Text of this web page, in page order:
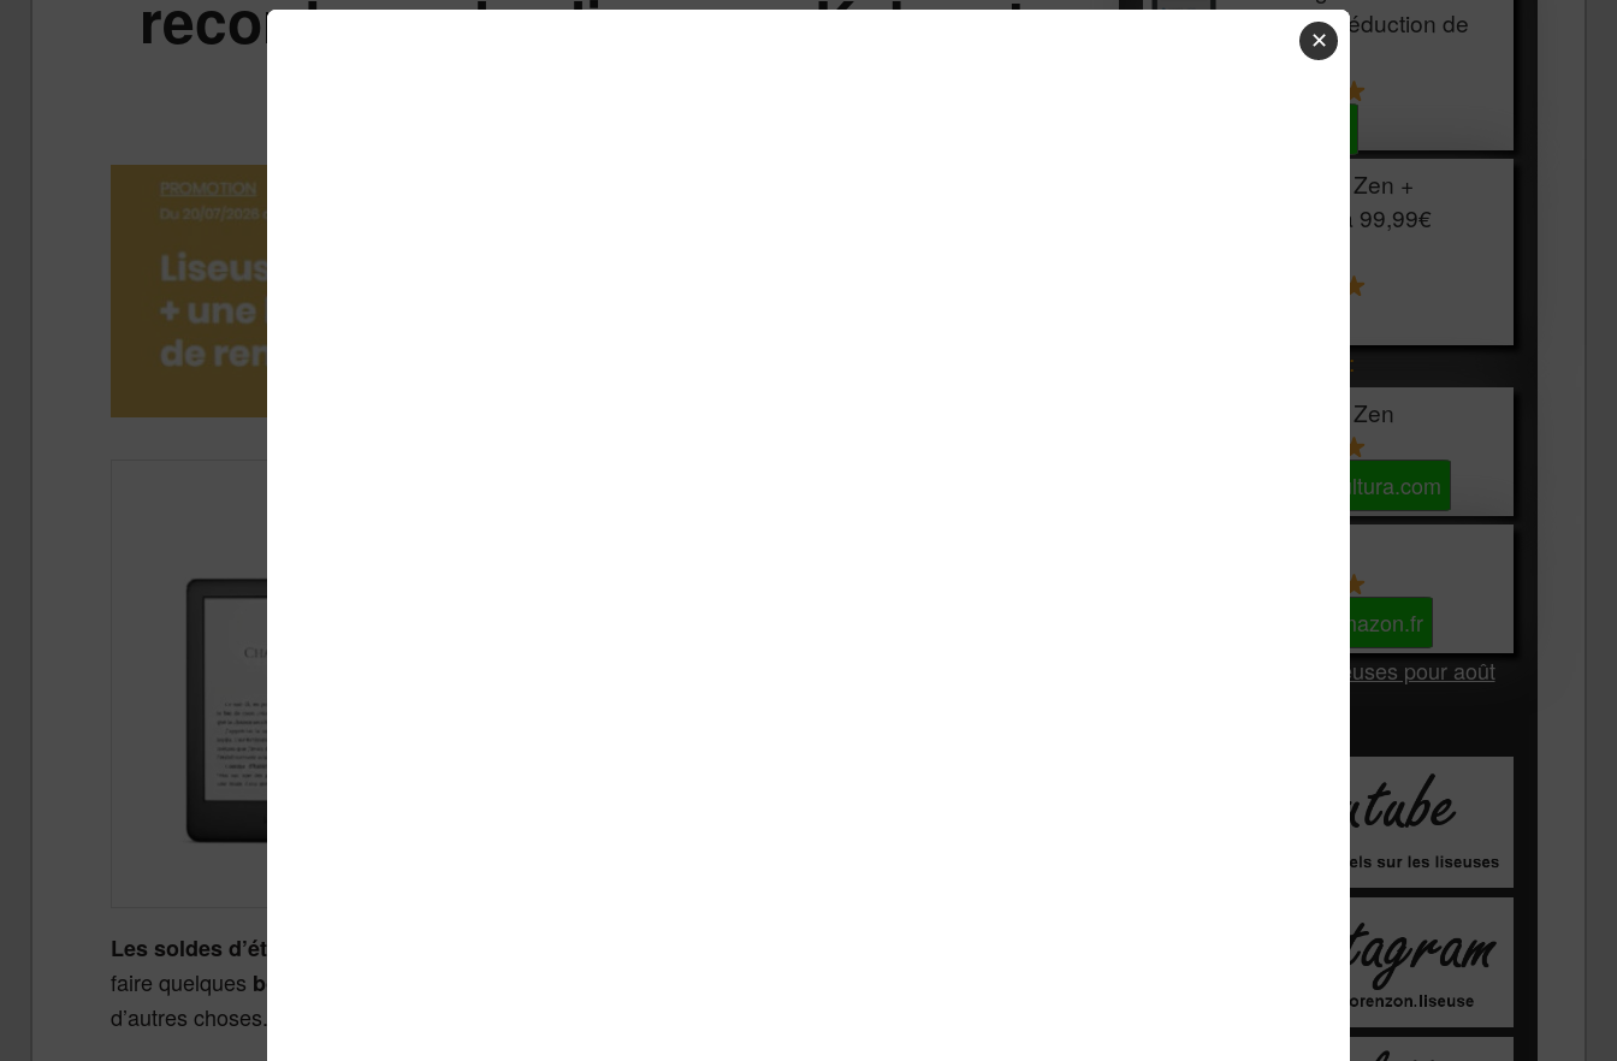
records sur les liseuses Kobo et
Les soldes d’été 2026
faire quelques bonnes affaires
d’autres choses.
HOUSSE réduction de
Vivlio Light Zen +
HOUSSE à 99,99€
Les accessibles :
Vivlio Light Zen
Voir sur Cultura.com
Voir sur Amazon.fr
Les Meilleures liseuses pour août
✕